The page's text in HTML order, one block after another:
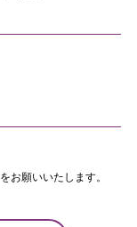
お願いいたします。